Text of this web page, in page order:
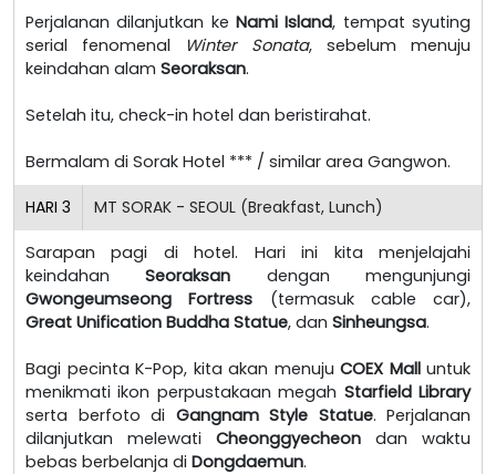
Perjalanan dilanjutkan ke Nami Island, tempat syuting
serial fenomenal
Winter Sonata, sebelum menuju
keindahan alam Seoraksan.
Setelah itu, check-in hotel dan beristirahat.
Bermalam di Sorak Hotel *** / similar area Gangwon.
HARI 3 MT SORAK - SEOUL (Breakfast, Lunch)
Sarapan pagi di hotel. Hari ini kita menjelajahi
keindahanSeoraksan dengan mengunjungi
Gwongeumseong Fortress (termasuk cable car),
Great Unification Buddha Statue, dan Sinheungsa.
Bagi pecinta K-Pop, kita akan menuju COEX Malluntuk
menikmati ikon perpustakaan megah Starfield Library
serta berfoto di Gangnam Style Statue. Perjalanan
dilanjutkan melewati Cheonggyecheon dan waktu
bebas berbelanja di Dongdaemun.